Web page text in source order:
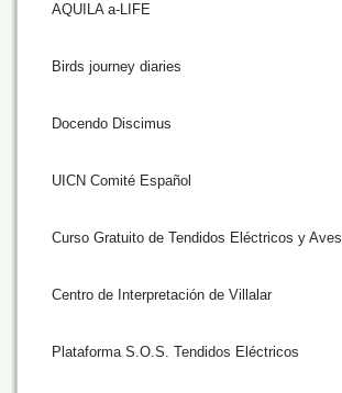
AQUILA a-LIFE
Birds journey diaries
Docendo Discimus
UICN Comité Español
Curso Gratuito de Tendidos Eléctricos y Aves
Centro de Interpretación de Villalar
Plataforma S.O.S. Tendidos Eléctricos